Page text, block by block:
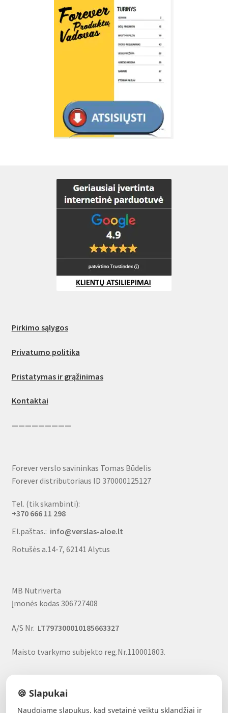
Pirkimo sąlygos
Privatumo politika
Pristatymas ir grąžinimas
Kontaktai
—————————
Forever verslo savininkas Tomas Būdelis
Forever distributoriaus ID 370000125127
Tel. (tik skambinti):
+370 666 11 298
El.paštas.: info@verslas-aloe.lt
Rotušės a.14-7, 62141 Alytus
MB Nutriverta
Įmonės kodas 306727408
A/S Nr. LT797300010185663327
Maisto tvarkymo subjekto reg.Nr.110001803.
🍪 Slapukai
Naudojame slapukus, kad svetainė veiktų sklandžiai ir